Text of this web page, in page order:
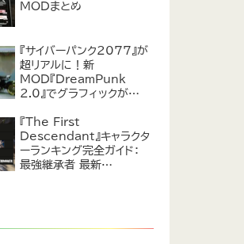
MODまとめ
『サイバーパンク2077』が
超リアルに！新
MOD『DreamPunk
2.0』でグラフィックが恐ろ
『The First
Descendant』キャラクタ
ーランキング完全ガイド：
最強継承者 最新